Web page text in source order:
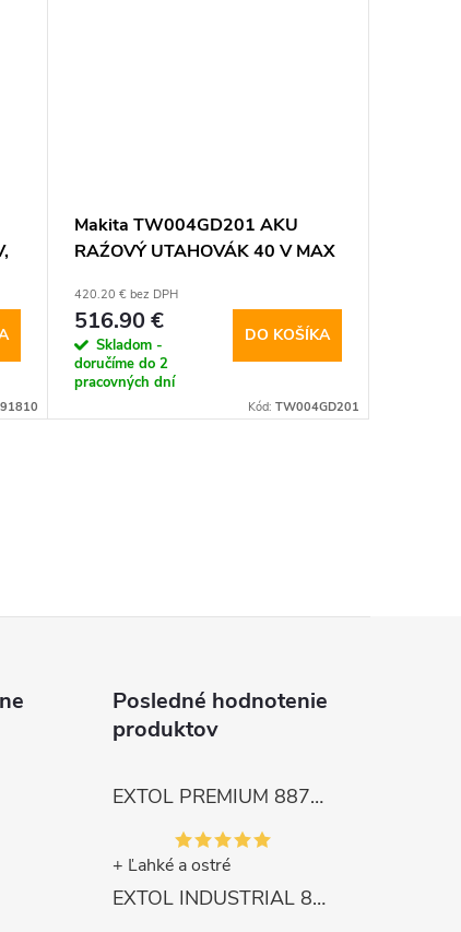
Makita TW004GD201 AKU
RAŹOVÝ UTAHOVÁK 40 V MAX
420.20 € bez DPH
516.90 €
Skladom -
doručíme do 2
pracovných dní
DO KOŠÍKA
Kód: TW004GD201
Posledné hodnotenie
produktov
EXTOL PREMIUM 8872105 Nožnice záhradnícke dlhé úzke, 200mm, max. prestrih Ø6mm
+ Ľahké a ostré
EXTOL INDUSTRIAL 8791861 Viazač armatúr aku Share20V, bez aku, drôt 0,8mm, oko 8-34mm, bezuhlíkový motor